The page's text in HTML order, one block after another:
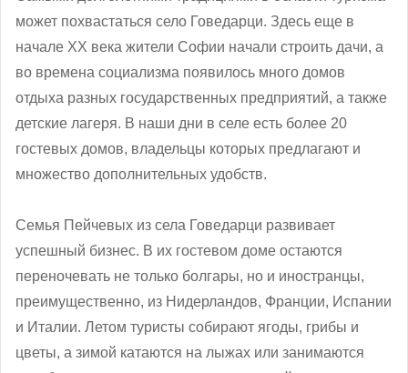
может похвастаться село Говедарци. Здесь еще в
начале ХХ века жители Софии начали строить дачи, а
во времена социализма появилось много домов
отдыха разных государственных предприятий, а также
детские лагеря. В наши дни в селе есть более 20
гостевых домов, владельцы которых предлагают и
множество дополнительных удобств.
Семья Пейчевых из села Говедарци развивает
успешный бизнес. В их гостевом доме остаются
переночевать не только болгары, но и иностранцы,
преимущественно, из Нидерландов, Франции, Испании
и Италии. Летом туристы собирают ягоды, грибы и
цветы, а зимой катаются на лыжах или занимаются